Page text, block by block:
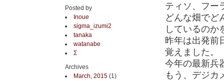
ティソ、フー
どんな畑でど
しているのか
昨年は出発前
覚えました。
今年の最新兵
もう、デジカ
Posted by
Inoue
sigma_izumi2
tanaka
watanabe
Σ
Archives
March, 2015 (1)